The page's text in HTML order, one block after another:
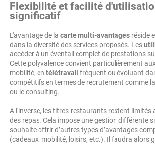
Flexibilité et facilité
significatif
L'avantage de la carte multi-avantages réside
dans la diversité des services proposés. Les
accéder à un éventail complet de prestations
Cette polyvalence convient particulièrement
mobilité, en télétravail fréquent ou évoluant
compétitifs en termes de recrutement comme
ou le consulting.
A l'inverse, les titres-restaurants restent limités
des repas. Cela impose une gestion différente
souhaite offrir d’autres types d’avantages
(cadeaux, mobilité, loisirs, etc.). Il faudra alors